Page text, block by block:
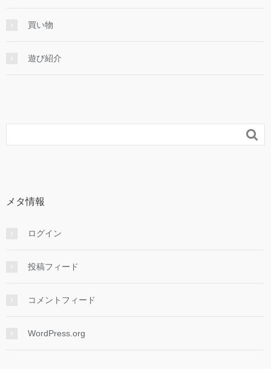
買い物
遊び紹介

メタ情報
ログイン
投稿フィード
コメントフィード
WordPress.org